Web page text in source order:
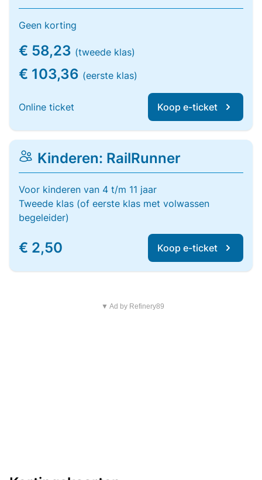
Geen korting
€ 58,23 (tweede klas)
€ 103,36 (eerste klas)
Online ticket Koop e-ticket
Kinderen: RailRunner
Voor kinderen van 4 t/m 11 jaar
Tweede klas (of eerste klas met volwassen
begeleider)
€ 2,50 Koop e-ticket
▼ Ad by Refinery89